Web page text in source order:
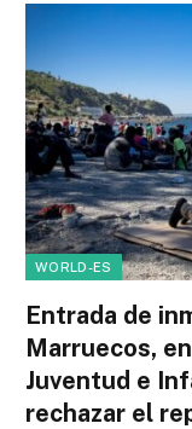
WORLD-ES
Entrada de
Marruecos,
Juventud e
rechazar el